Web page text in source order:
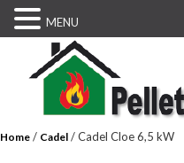
Home / Cadel / Cadel Cloe 6,5 kW
MENU